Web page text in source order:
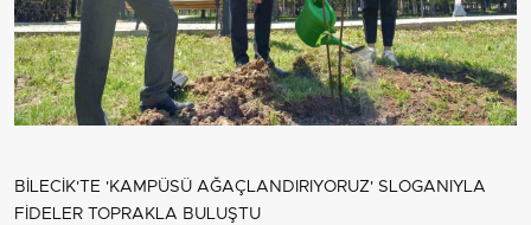
BİLECİK'TE 'KAMPÜSÜ AĞAÇLANDIRIYORUZ' SLOGANIYLA
FİDELER TOPRAKLA BULUŞTU